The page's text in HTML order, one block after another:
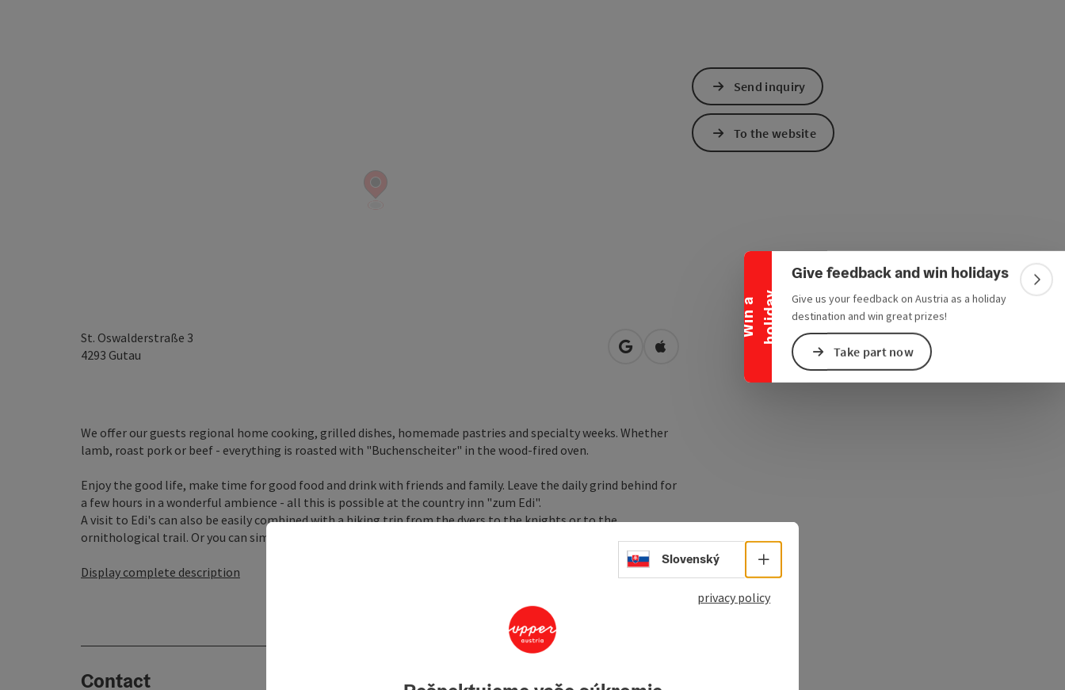
W
i
n
a
h
o
l
i
d
a y
Collapse banner Give feedback and win holidays
Give us your feedback on Austria as a holiday
destination and win great prizes!
Take part now
St. Oswalderstraße 3
4293 Gutau open in Google Maps
Open in Apple Maps
We offer our guests regional home cooking, grilled dishes, homemade pastries and specialty weeks. Whether
lamb, roast pork or beef - everything is roasted with "Buchenscheiter" in the wood-fired oven.
Enjoy the good life, make time for good food and drink with friends and family. Leave the daily grind behind for
a few hours in a wonderful ambience - all this is possible at the country inn "zum Edi".
A visit to Edi's can also be easily combined with a hiking trip from the dyers to the knights or to the
ornithological trail. Or you can simply enjoy an exclusive surprise ...
Display complete description
Contact
Send inquiry
To the website
Select language - Open menu
Slovenský
privacy policy